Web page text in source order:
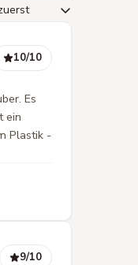
10/10
Es
ein
Plastik -
9/10